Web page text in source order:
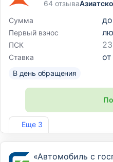
Еще 3
64 отзыва
Сумма
до
Первый взнос
ПСК
Ставка от
В день обращения
Лиц. №1810
«Автомобиль с